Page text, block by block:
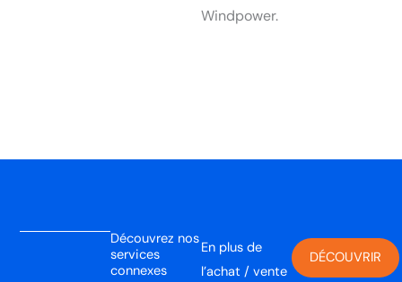
Windpower.
Découvrez nos
services
connexes
En plus de
l’achat / vente
DÉCOUVRIR